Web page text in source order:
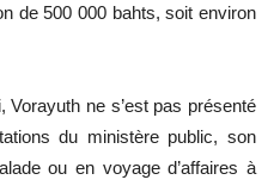
de 500 000 bahts, soit environ
ne s’est pas présenté
du ministère public, son
ou en voyage d’affaires à